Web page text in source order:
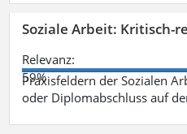
Soziale Arbeit: Kritisch-
Relevanz:
59%
Praxisfeldern der Sozialen
oder Diplomabschluss auf